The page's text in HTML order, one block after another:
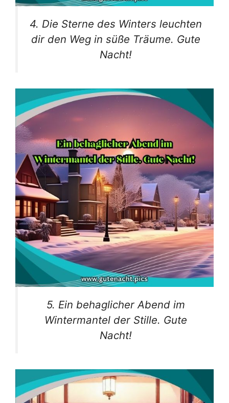
4. Die Sterne des Winters leuchten
dir den Weg in süße Träume. Gute
Nacht!
5. Ein behaglicher Abend im
Wintermantel der Stille. Gute
Nacht!